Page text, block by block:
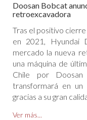
Doosan Bobcat
retroexcavadora
Tras el positivo
en 2021, Hyundai
mercado la nueva
una máquina de
Chile por
transformará en
gracias a su gran
Ver más...